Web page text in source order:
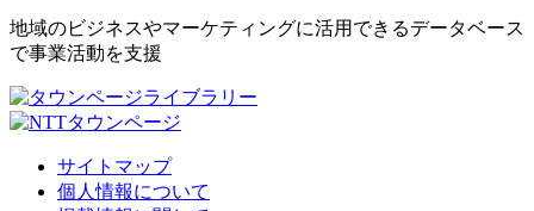
地域のビジネスやマーケティングに活用できるデータベース
で事業活動を支援
サイトマップ
個人情報について